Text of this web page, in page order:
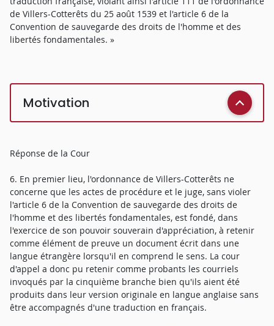
de Villers-Cotterêts du 25 août 1539 et l'article 6 de la
Convention de sauvegarde des droits de l'homme et des
libertés fondamentales. »
Motivation
Réponse de la Cour
6. En premier lieu, l'ordonnance de Villers-Cotterêts ne
concerne que les actes de procédure et le juge, sans violer
l'article 6 de la Convention de sauvegarde des droits de
l'homme et des libertés fondamentales, est fondé, dans
l'exercice de son pouvoir souverain d'appréciation, à retenir
comme élément de preuve un document écrit dans une
langue étrangère lorsqu'il en comprend le sens. La cour
d'appel a donc pu retenir comme probants les courriels
invoqués par la cinquième branche bien qu'ils aient été
produits dans leur version originale en langue anglaise sans
être accompagnés d'une traduction en français.